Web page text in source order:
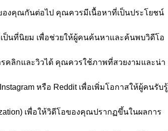
งคุณกันต่อไป คุณควรมีเนื้อหาที่เป็นประโยชน์
ป็นที่นิยม เพื่อช่วยให้ผู้คนค้นหาและค้นพบวิดีโอ
คลิกและวิวได้ คุณควรใช้ภาพที่สวยงามและน่า
หรือ Reddit เพื่อเพิ่มโอกาสให้ผู้คนรับรู้
เพื่อให้วิดีโอของคุณปรากฏขึ้นในผลการ